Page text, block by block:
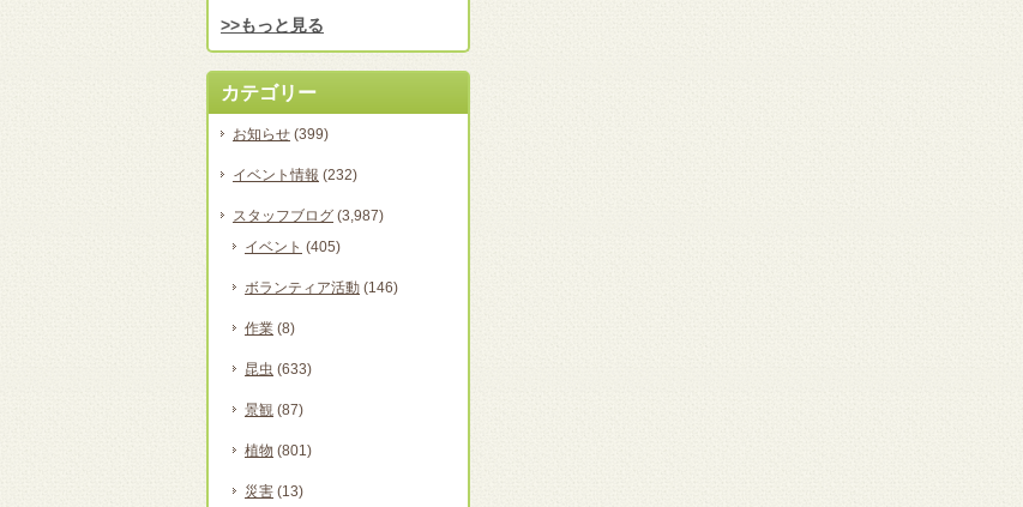
>>もっと見る
カテゴリー
お知らせ (399)
イベント情報 (232)
スタッフブログ (3,987)
イベント (405)
ボランティア活動 (146)
作業 (8)
昆虫 (633)
景観 (87)
植物 (801)
災害 (13)